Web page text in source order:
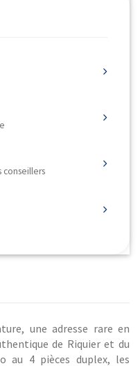
conseillers
une adresse rare en
de Riquier et du
au 4 pièces duplex, les